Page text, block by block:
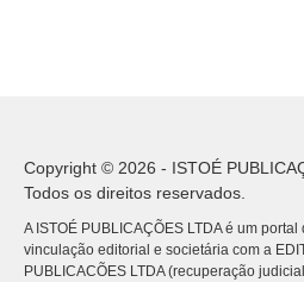
Copyright © 2026 - ISTOÉ
Todos os direitos reservados.
A ISTOÉ PUBLICAÇÕES LTDA é um
vinculação editorial e societária com a
PUBLICACÕES LTDA (recuperação